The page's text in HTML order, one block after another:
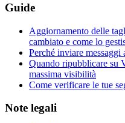
Guide
Aggiornamento delle
cambiato e come lo
Perché inviare
Quando ripubblicare su
massima visibilità
Come verificare le tue
Note legali